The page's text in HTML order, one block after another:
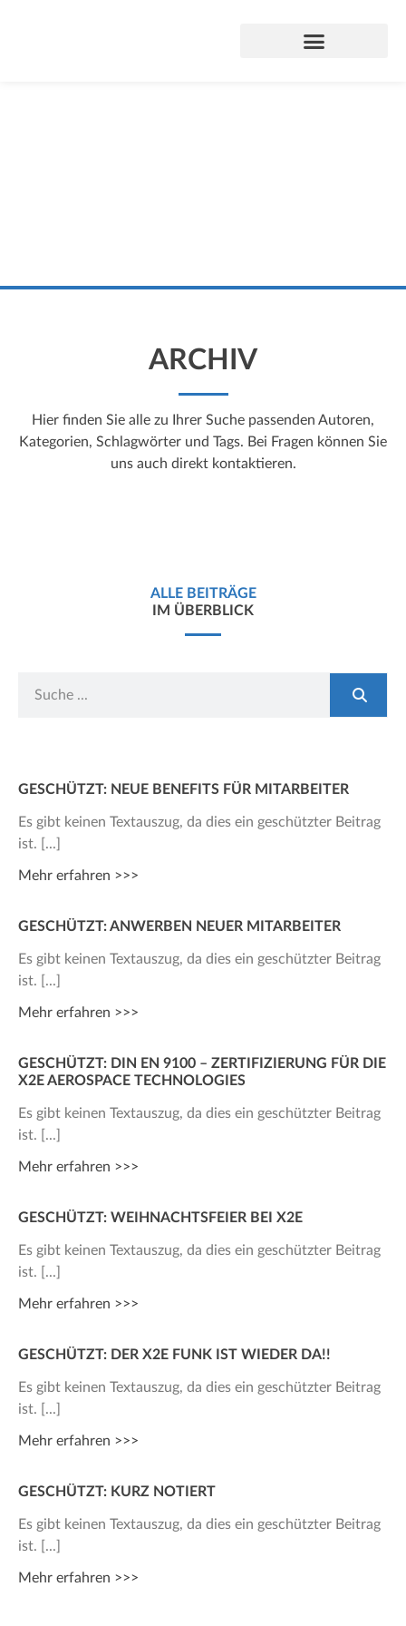
ARCHIV
Hier finden Sie alle zu Ihrer Suche passenden Autoren,
Kategorien, Schlagwörter und Tags. Bei Fragen können Sie
uns auch direkt kontaktieren.
ALLE BEITRÄGE
IM ÜBERBLICK
GESCHÜTZT: NEUE BENEFITS FÜR MITARBEITER
Es gibt keinen Textauszug, da dies ein geschützter Beitrag
ist.
Mehr erfahren >>>
GESCHÜTZT: ANWERBEN NEUER MITARBEITER
Es gibt keinen Textauszug, da dies ein geschützter Beitrag
ist.
Mehr erfahren >>>
GESCHÜTZT: DIN EN 9100 – ZERTIFIZIERUNG FÜR DIE
X2E AEROSPACE TECHNOLOGIES
Es gibt keinen Textauszug, da dies ein geschützter Beitrag
ist.
Mehr erfahren >>>
GESCHÜTZT: WEIHNACHTSFEIER BEI X2E
Es gibt keinen Textauszug, da dies ein geschützter Beitrag
ist.
Mehr erfahren >>>
GESCHÜTZT: DER X2E FUNK IST WIEDER DA!!
Es gibt keinen Textauszug, da dies ein geschützter Beitrag
ist.
Mehr erfahren >>>
GESCHÜTZT: KURZ NOTIERT
Es gibt keinen Textauszug, da dies ein geschützter Beitrag
ist.
Mehr erfahren >>>